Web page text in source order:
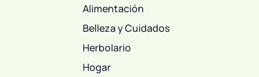
Alimentación
Belleza y Cuidados
Herbolario
Hogar